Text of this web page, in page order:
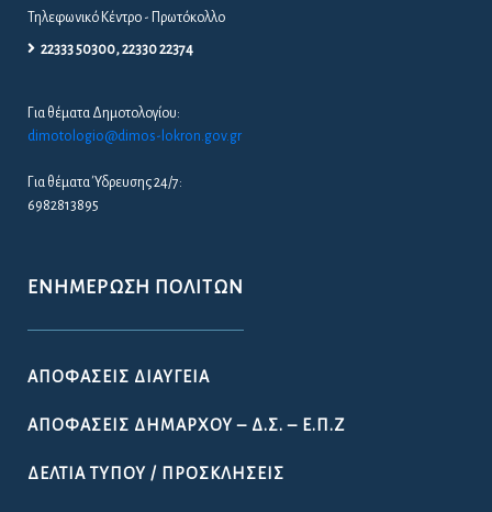
Τηλεφωνικό Κέντρο - Πρωτόκολλο
22333 50300, 22330 22374
Για θέματα Δημοτολογίου:
dimotologio@dimos-lokron.gov.gr
Για θέματα Ύδρευσης 24/7:
6982813895
ΕΝΗΜΈΡΩΣΗ ΠΟΛΙΤΏΝ
ΑΠΟΦΆΣΕΙΣ ΔΙΑΎΓΕΙΑ
ΑΠΟΦΆΣΕΙΣ ΔΗΜΆΡΧΟΥ – Δ.Σ. – Ε.Π.Ζ
ΔΕΛΤΊΑ ΤΎΠΟΥ / ΠΡΟΣΚΛΉΣΕΙΣ